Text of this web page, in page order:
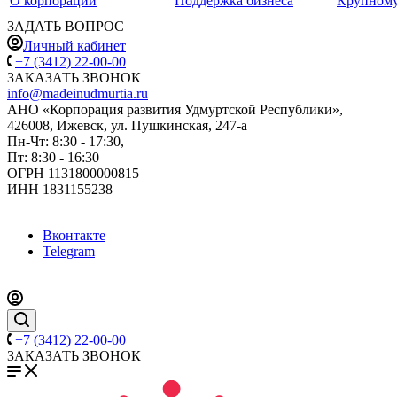
ЗАДАТЬ ВОПРОС
Личный кабинет
+7 (3412) 22-00-00
ЗАКАЗАТЬ ЗВОНОК
info@madeinudmurtia.ru
АНО «Корпорация развития Удмуртской Республики»,
426008, Ижевск, ул. Пушкинская, 247-а
Пн-Чт: 8:30 - 17:30,
Пт: 8:30 - 16:30
ОГРН 1131800000815
ИНН 1831155238
Вконтакте
Telegram
+7 (3412) 22-00-00
ЗАКАЗАТЬ ЗВОНОК